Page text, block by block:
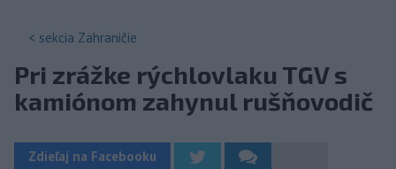
< sekcia Zahraničie
Pri zrážke rýchlovlaku TGV s
kamiónom zahynul rušňovodič
Zdieľaj na Facebooku